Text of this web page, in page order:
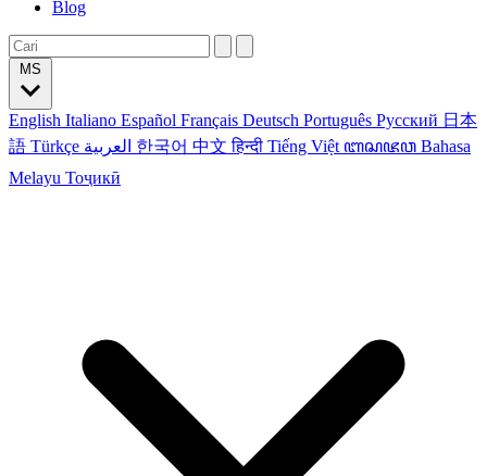
Blog
English Italiano Español Français Deutsch Português Русский 日本
語 Türkçe 한국어 中文हिन्दी Tiếng Việt ꦧꦱꦗꦮ Bahasa
Melayu Тоҷикӣ